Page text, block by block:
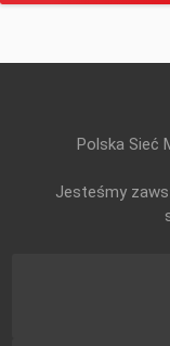
Polska Sieć
Jesteśmy